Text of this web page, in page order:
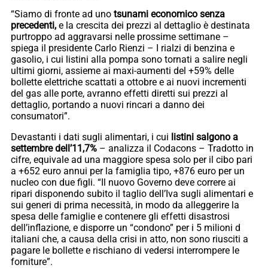
“Siamo di fronte ad uno tsunami economico senza
precedenti, e la crescita dei prezzi al dettaglio è destinata
purtroppo ad aggravarsi nelle prossime settimane –
spiega il presidente Carlo Rienzi – I rialzi di benzina e
gasolio, i cui listini alla pompa sono tornati a salire negli
ultimi giorni, assieme ai maxi-aumenti del +59% delle
bollette elettriche scattati a ottobre e ai nuovi incrementi
del gas alle porte, avranno effetti diretti sui prezzi al
dettaglio, portando a nuovi rincari a danno dei
consumatori”.
Devastanti i dati sugli alimentari, i cui listini salgono a
settembre dell’11,7% – analizza il Codacons – Tradotto in
cifre, equivale ad una maggiore spesa solo per il cibo pari
a +652 euro annui per la famiglia tipo, +876 euro per un
nucleo con due figli. “Il nuovo Governo deve correre ai
ripari disponendo subito il taglio dell’Iva sugli alimentari e
sui generi di prima necessità, in modo da alleggerire la
spesa delle famiglie e contenere gli effetti disastrosi
dell’inflazione, e disporre un “condono” per i 5 milioni d
italiani che, a causa della crisi in atto, non sono riusciti a
pagare le bollette e rischiano di vedersi interrompere le
forniture”.